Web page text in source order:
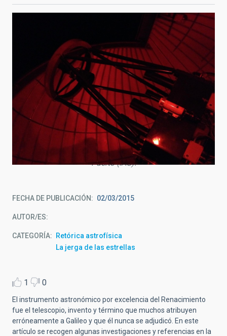
la
Telescopio IAC-80, de 80 cm de diámetro, instalado en el
Observatorio del Teide (Tenerife). Foto: Carmen del
Puerto (IAC).
FECHA DE PUBLICACIÓN 02/03/2015
AUTOR/ES
CATEGORÍA
Retórica astrofísica
La jerga de las estrellas
1 0
El instrumento astronómico por excelencia del Renacimiento
fue el telescopio, invento y término que muchos atribuyen
erróneamente a Galileo y que él nunca se adjudicó. En este
artículo se recogen algunas investigaciones y referencias en la